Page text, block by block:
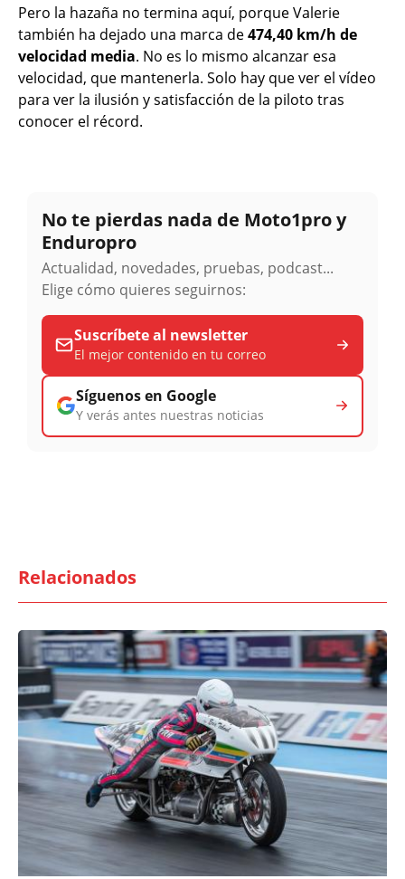
Pero la hazaña no termina aquí, porque Valerie
también ha dejado una marca de474,40 km/h de
velocidad media. No es lo mismo alcanzar esa
velocidad, que mantenerla. Solo hay que ver el vídeo
para ver la ilusión y satisfacción de la piloto tras
conocer el récord.
No te pierdas nada de Moto1pro y
Enduropro
Actualidad, novedades, pruebas, podcast...
Elige cómo quieres seguirnos:
Suscríbete al newsletter
El mejor contenido en tu correo
Síguenos en Google
Y verás antes nuestras noticias
Relacionados